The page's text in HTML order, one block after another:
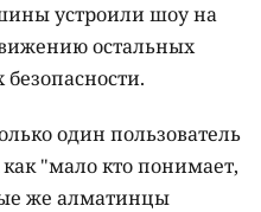
устроили шоу на
остальных
один пользователь
"мало кто понимает,
же алматинцы